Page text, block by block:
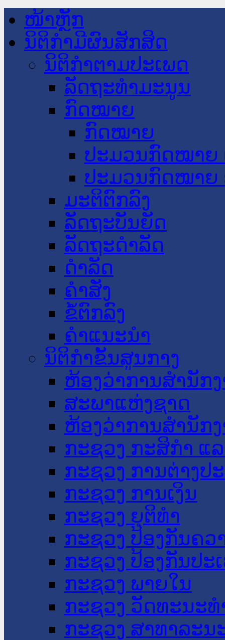
ໜ້າຫຼັກ
ນິຕິກໍາມີຜົນສັກສິດ
ນິຕິກໍາຕາມປະເພດ
ລັດຖະທໍາມະນູນ
ກົດໝາຍ
ກົດໝາຍ
ປະມວນກົດໝາຍ
ປະມວນກົດໝາຍ
ມະຕິຕົກລົງ
ລັດຖະບັນຍັດ
ລັດຖະດໍາລັດ
ດໍາລັດ
ຄໍາສັ່ງ
ຂໍ້ຕົກລົງ
ຄໍາແນະນໍາ
ນິຕິກໍາຂັ້ນສູນກາງ
ຫ້ອງວ່າການສໍານັກ
ສະພາແຫ່ງຊາດ
ຫ້ອງວ່າການສຳນັກ
ກະຊວງ ກະສິກຳ ແ
ກະຊວງ ການຕ່າງປ
ກະຊວງ ການເງິນ
ກະຊວງ ຍຸຕິທໍາ
ກະຊວງ ປ້ອງກັນຄວ
ກະຊວງ ປ້ອງກັນປະ
ກະຊວງ ພາຍໃນ
ກະຊວງ ວັດທະນະ
ກະຊວງ ສາທາລະນ